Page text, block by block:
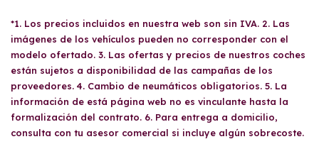
*1. Los precios incluidos en nuestra web son sin IVA. 2. Las
imágenes de los vehículos pueden no corresponder con el
modelo ofertado. 3. Las ofertas y precios de nuestros coches
están sujetos a disponibilidad de las campañas de los
proveedores. 4. Cambio de neumáticos obligatorios. 5. La
información de está página web no es vinculante hasta la
formalización del contrato. 6. Para entrega a domicilio,
consulta con tu asesor comercial si incluye algún sobrecoste.